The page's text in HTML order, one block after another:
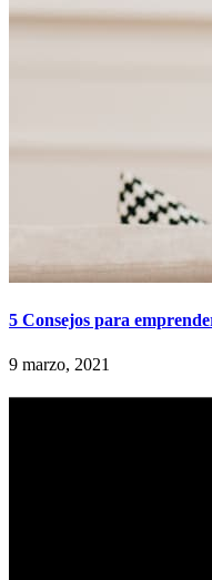
5 Consejos para
9 marzo, 2021